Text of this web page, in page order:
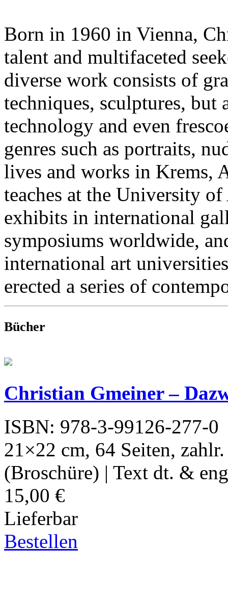
Born in 1960 in Vienna,
talent and multifaceted
diverse work consists of
techniques, sculptures, but
technology and even
genres such as portraits,
lives and works in Krems,
teaches at the University
exhibits in international
symposiums worldwide,
international art
erected a series of
Bücher
Christian Gmeiner –
ISBN: 978-3-99126-277-0
21×22 cm, 64 Seiten,
(Broschüre) | Text dt. &
15,00 €
Lieferbar
Bestellen